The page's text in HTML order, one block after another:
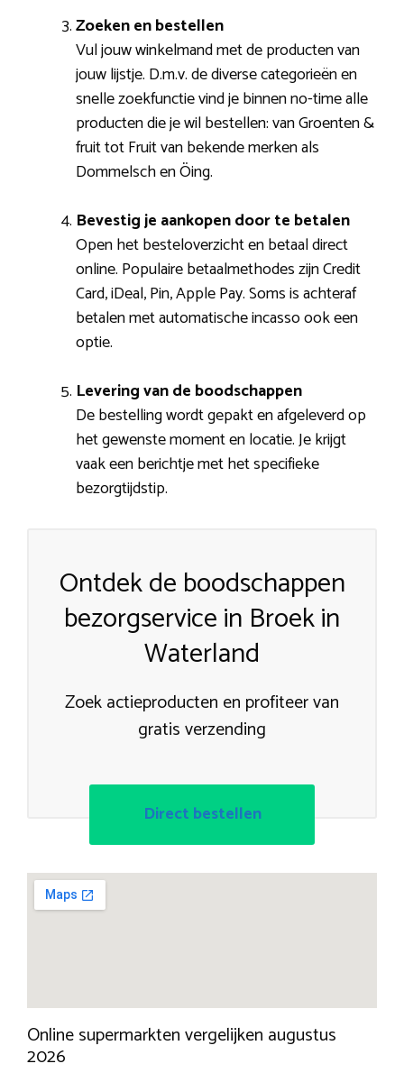
Zoeken en bestellen
Vul jouw winkelmand met de producten van
jouw lijstje. D.m.v. de diverse categorieën en
snelle zoekfunctie vind je binnen no-time alle
producten die je wil bestellen: van Groenten &
fruit tot Fruit van bekende merken als
Dommelsch en Öing.
Bevestig je aankopen door te betalen
Open het besteloverzicht en betaal direct
online. Populaire betaalmethodes zijn Credit
Card, iDeal, Pin, Apple Pay. Soms is achteraf
betalen met automatische incasso ook een
optie.
Levering van de boodschappen
De bestelling wordt gepakt en afgeleverd op
het gewenste moment en locatie. Je krijgt
vaak een berichtje met het specifieke
bezorgtijdstip.
Ontdek de boodschappen
bezorgservice in Broek in
Waterland
Zoek actieproducten en profiteer van
gratis verzending
Direct bestellen
Online supermarkten vergelijken augustus
2026